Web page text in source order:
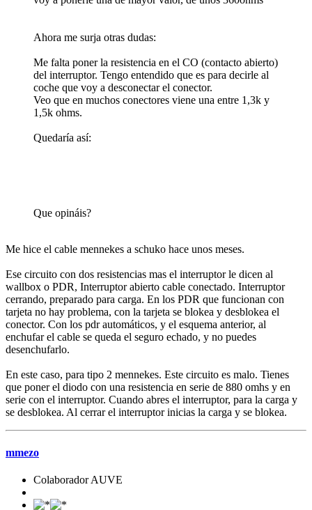
Ahora me surja otras dudas:
Me falta poner la resistencia en el CO (contacto abierto)
del interruptor. Tengo entendido que es para decirle al
coche que voy a desconectar el conector.
Veo que en muchos conectores viene una entre 1,3k y
1,5k ohms.
Quedaría así:
Que opináis?
Me hice el cable mennekes a schuko hace unos meses.
Ese circuito con dos resistencias mas el interruptor le dicen al
wallbox o PDR, Interruptor abierto cable conectado. Interruptor
cerrando, preparado para carga. En los PDR que funcionan con
tarjeta no hay problema, con la tarjeta se blokea y desblokea el
conector. Con los pdr automáticos, y el esquema anterior, al
enchufar el cable se queda el seguro echado, y no puedes
desenchufarlo.
En este caso, para tipo 2 mennekes. Este circuito es malo. Tienes
que poner el diodo con una resistencia en serie de 880 omhs y en
serie con el interruptor. Cuando abres el interruptor, para la carga y
se desblokea. Al cerrar el interruptor inicias la carga y se blokea.
mmezo
Colaborador AUVE